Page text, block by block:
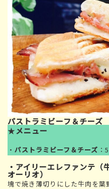
パストラミビーフ＆チーズ
★メニュー
・ パストラミビーフ＆チーズ ：
・アイリーエレファンテ（
オーリオ）
塊で焼き薄切りにした牛肉を